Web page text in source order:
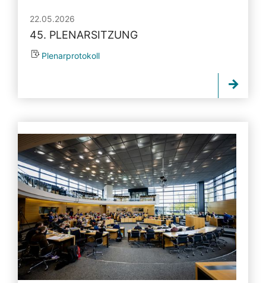
22.05.2026
45. PLENARSITZUNG
Plenarprotokoll